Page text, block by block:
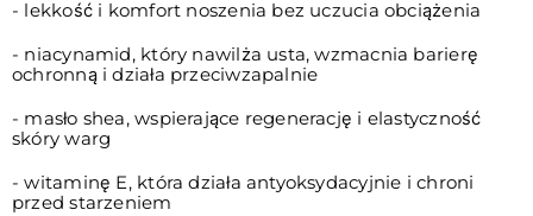
- lekkość i komfort noszenia bez uczucia obciążenia
- niacynamid, który nawilża usta, wzmacnia barierę
ochronną i działa przeciwzapalnie
- masło shea, wspierające regenerację i elastyczność
skóry warg
- witaminę E, która działa antyoksydacyjnie i chroni
przed starzeniem